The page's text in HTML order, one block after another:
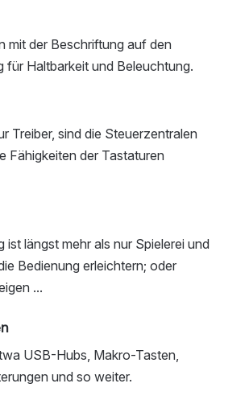
mit der Beschriftung auf den
für Haltbarkeit und Beleuchtung.
Treiber, sind die Steuerzentralen
Fähigkeiten der Tastaturen
ist längst mehr als nur Spielerei und
Bedienung erleichtern; oder
...
USB-Hubs, Makro-Tasten,
und so weiter.